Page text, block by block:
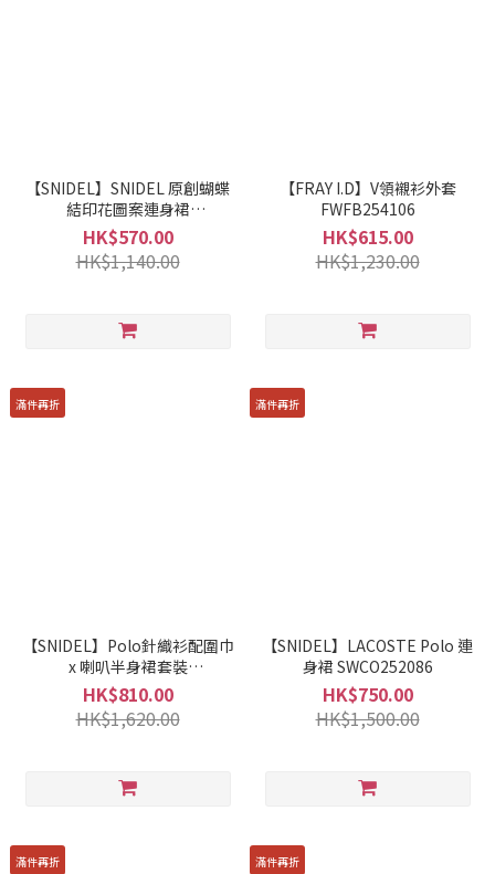
【SNIDEL】SNIDEL 原創蝴蝶
結印花圖案連身裙
SWFO251033
HK$570.00
HK$1,140.00
【FRAY I.D】V領襯衫外套
FWFB254106
HK$615.00
HK$1,230.00
滿件再折
【SNIDEL】Polo針織衫配圍巾
x 喇叭半身裙套裝
SWNO255086
HK$810.00
HK$1,620.00
滿件再折
【SNIDEL】LACOSTE Polo 連
身裙 SWCO252086
HK$750.00
HK$1,500.00
滿件再折 滿件再折